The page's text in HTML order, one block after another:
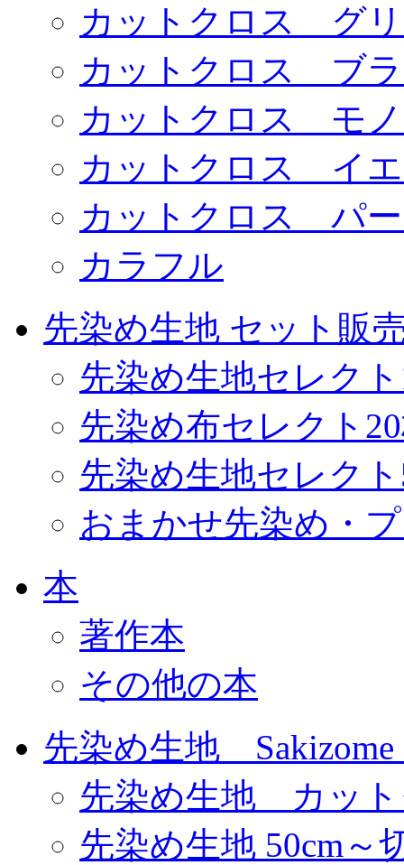
カットクロス グ
カットクロス ブ
カットクロス モ
カットクロス イ
カットクロス パ
カラフル
先染め生地 セット販
先染め生地セレク
先染め布セレクト
先染め生地セレク
おまかせ先染め・
本
著作本
その他の本
先染め生地 Sakizome
先染め生地 カット
先染め生地 50cm～